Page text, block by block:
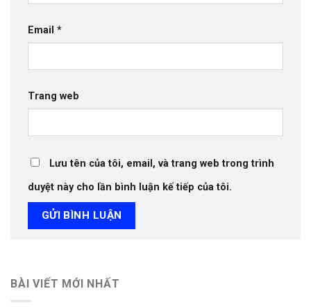
Email *
Trang web
Lưu tên của tôi, email, và trang web trong trình
duyệt này cho lần bình luận kế tiếp của tôi.
BÀI VIẾT MỚI NHẤT